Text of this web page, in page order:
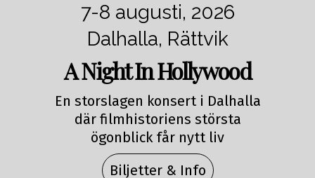
7-8 augusti, 2026
Dalhalla, Rättvik
A Night In Hollywood
En storslagen konsert i Dalhalla
där filmhistoriens största
ögonblick får nytt liv
Biljetter & Info